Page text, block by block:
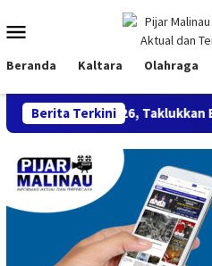
ke
Mobile
Beranda Kaltara Olahraga
Berita Terkini
2026, Taklukkan Banyan FC